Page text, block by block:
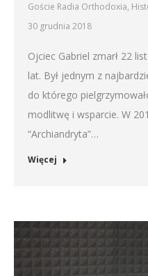
Goście Radia Orthodoxia,
30 grudnia 2018
Ojciec Gabriel zmarł 22
lat. Był jednym z
do którego
modlitwę i wsparcie. W
“Archiandryta”…
Więcej